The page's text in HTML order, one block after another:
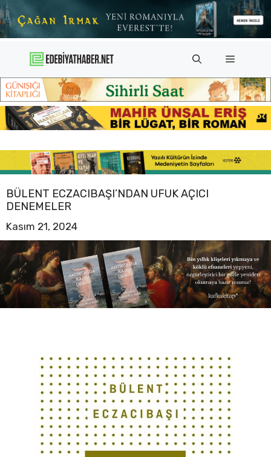
İçeriğe
atla
Menü
BÜLENT ECZACIBAŞI’NDAN UFUK AÇICI
DENEMELER
Kasım 21, 2024